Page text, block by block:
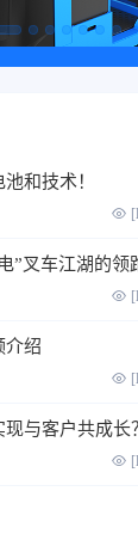
和技术！
”叉车江湖的领
介绍
与客户共成长？